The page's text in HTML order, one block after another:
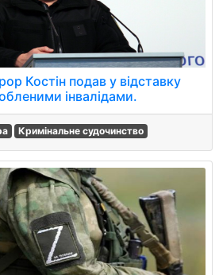
Костін подав у відставку
інвалідами.
Кримінальне судочинство